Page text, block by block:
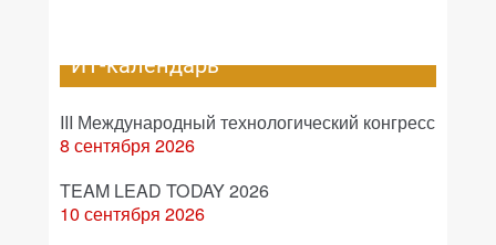
ИТ-календарь
III Международный технологический конгресс
8 сентября 2026
TEAM LEAD TODAY 2026
10 сентября 2026